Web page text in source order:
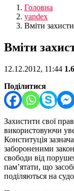
Головна
yandex
Вміти
Вміти
12.12.2012, 11:44
Поділитися
Захистити свої
використовуючи
Конституція
забороненими
свободи від
пам’ятати, що
поділяються на